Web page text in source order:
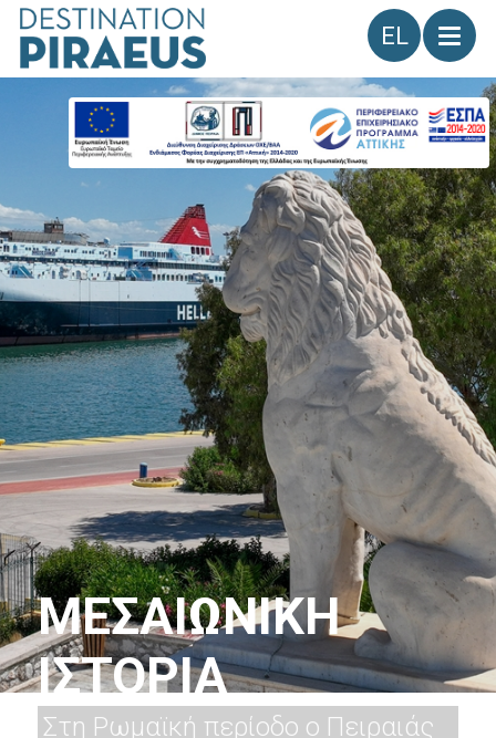
Γλώσσα
ΜΕΣΑΙΩΝΙΚΗ
ΙΣΤΟΡΙΑ
Στη Ρωμαϊκή περίοδο ο Πειραιάς